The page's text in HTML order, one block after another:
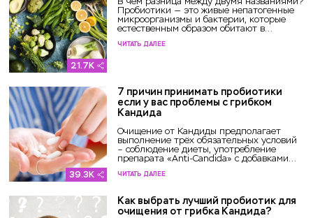
21.7K
Пробиотики — это живые непатогенные
микроорганизмы и бактерии, которые
естественным образом обитают в
ЧИТАТЬ ДАЛЕЕ
39.3K
7 причин принимать пробиотики
если у вас проблемы с грибком
Кандида
Очищение от Кандиды предполагает
выполнение трёх обязательных условий
– соблюдение диеты, употребление
препарата «Anti-Candida» с добавками
ЧИТАТЬ ДАЛЕЕ
Как выбрать лучший пробиотик для
очищения от грибка Кандида?